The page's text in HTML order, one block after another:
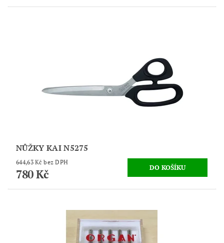
NŮŽKY KAI N5275
644,63 Kč bez DPH
780 Kč